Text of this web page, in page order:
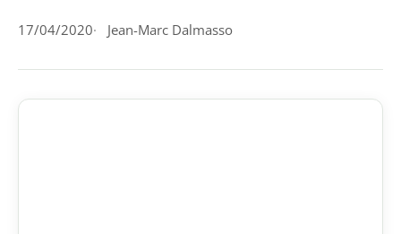
17/04/2020 Jean-Marc Dalmasso